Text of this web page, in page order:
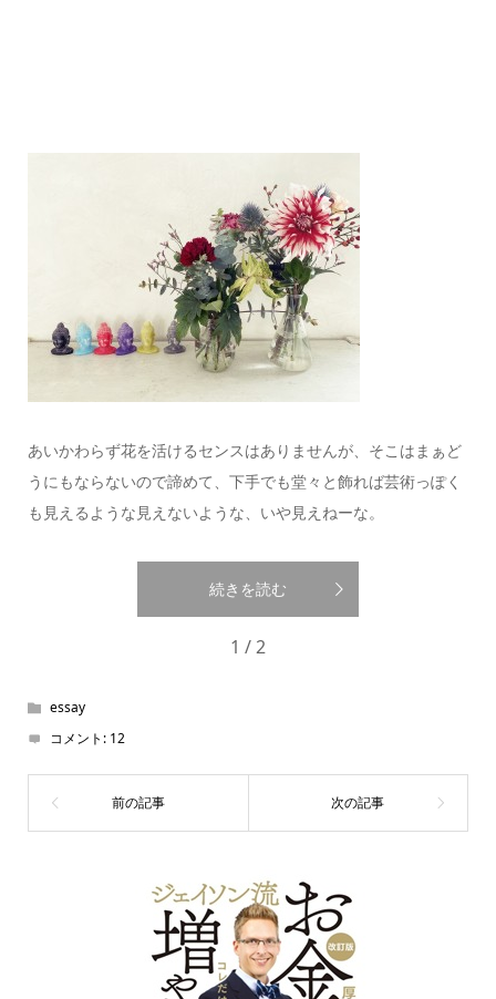
あいかわらず花を活けるセンスはありませんが、そこはまぁど
うにもならないので諦めて、下手でも堂々と飾れば芸術っぽく
も見えるような見えないような、いや見えねーな。
続きを読む
1 / 2
essay
コメント: 12